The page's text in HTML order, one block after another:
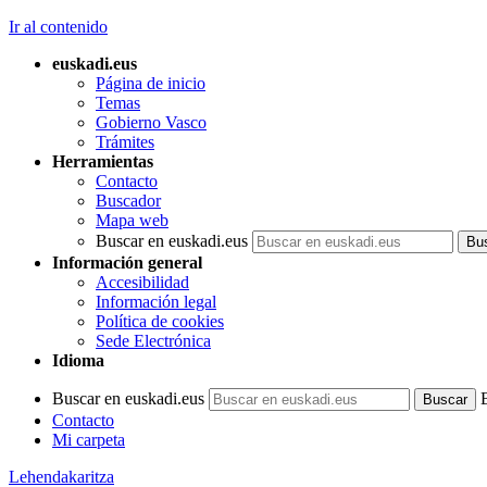
Ir al contenido
euskadi.eus
Página de inicio
Temas
Gobierno Vasco
Trámites
Herramientas
Contacto
Buscador
Mapa web
Buscar en euskadi.eus
Información general
Accesibilidad
Información legal
Política de cookies
Sede Electrónica
Idioma
Buscar en euskadi.eus
Contacto
Mi carpeta
Lehendakaritza